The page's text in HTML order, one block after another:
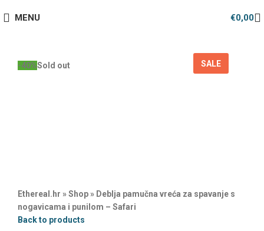
MENU €0,00
-40%Sold out SALE
Ethereal.hr »Shop» Deblja pamučna vreća za spavanje s
nogavicama i punilom – Safari
Back to products